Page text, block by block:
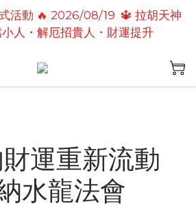
活動🔥2026/08/19 💗2026七夕
燈｜泰國高僧祈願點燈儀式
人・解厄招貴人・財運提升
式活動🔥 2026/08/31 💖愛神儀式
力・感情和合・招正緣桃花
活動🔥2026/08/19 💗2026七夕
運重新流動
水龍法會